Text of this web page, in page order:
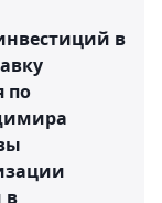
в
по
в